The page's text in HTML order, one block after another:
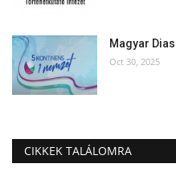
Magyar
Oct 30, 2025
CIKKEK TALÁLOMRA